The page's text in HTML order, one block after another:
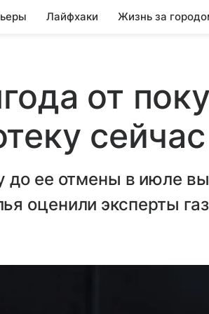
Лайфхаки Жизнь за
от
сейчас
до ее отмены в июле
оценили эксперты